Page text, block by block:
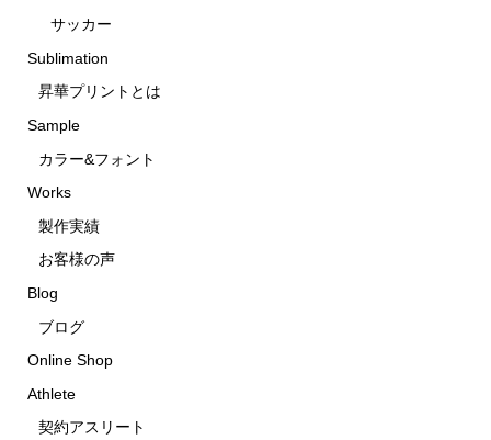
サッカー
Sublimation
昇華プリントとは
Sample
カラー&フォント
Works
製作実績
お客様の声
Blog
ブログ
Online Shop
Athlete
契約アスリート